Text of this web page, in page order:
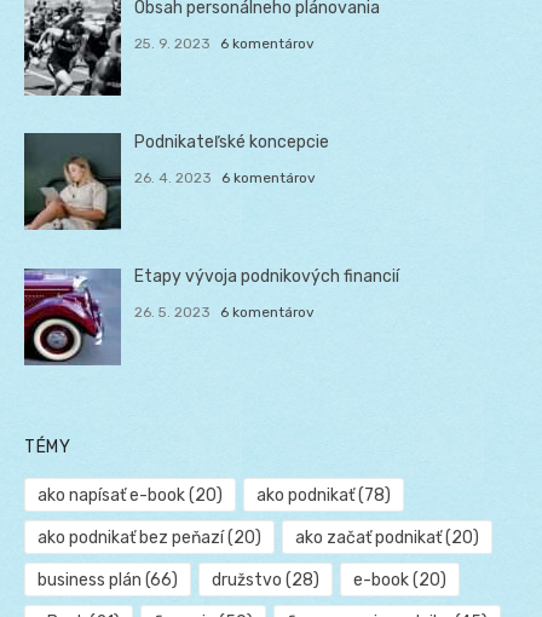
Obsah personálneho plánovania
25. 9. 2023 6 komentárov
Podnikateľské koncepcie
26. 4. 2023 6 komentárov
Etapy vývoja podnikových financií
26. 5. 2023 6 komentárov
TÉMY
ako napísať e-book(20) ako podnikať(78)
ako podnikať bez peňazí(20) ako začať podnikať(20)
business plán (66) družstvo (28) e-book(20)